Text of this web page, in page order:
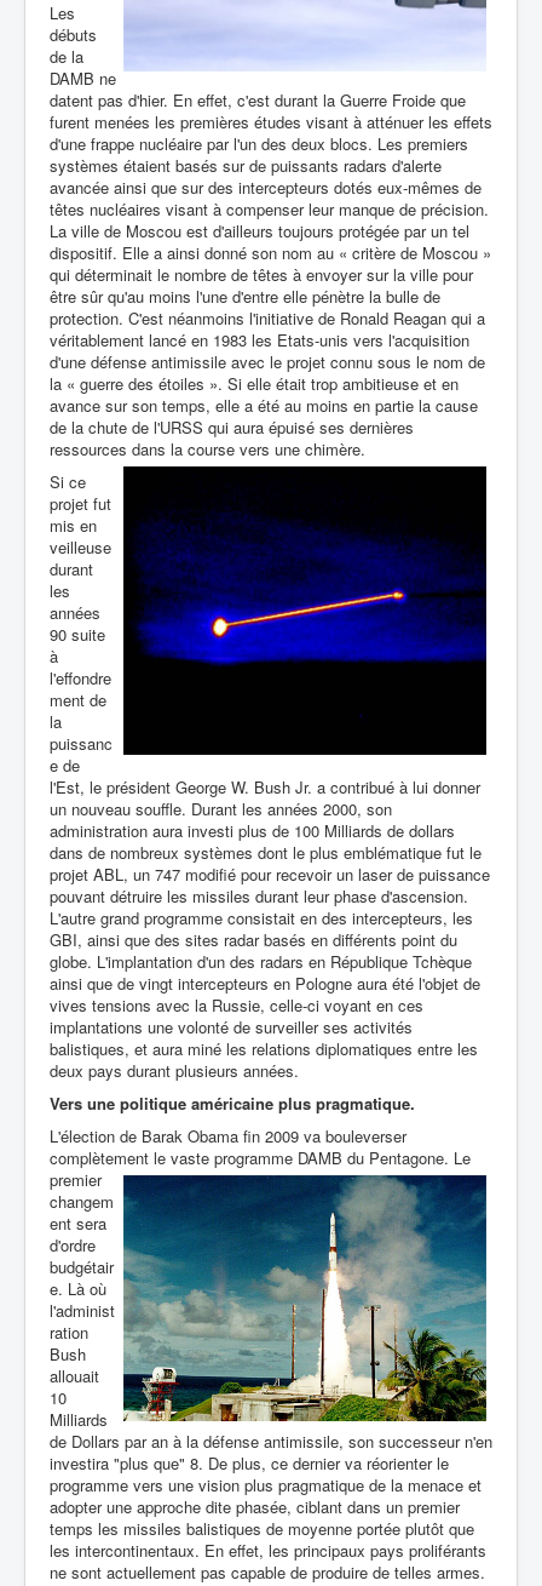
Les
débuts
de la
DAMB ne
datent pas d'hier. En effet, c'est durant la Guerre Froide que
furent menées les premières études visant à atténuer les effets
d'une frappe nucléaire par l'un des deux blocs. Les premiers
systèmes étaient basés sur de puissants radars d'alerte
avancée ainsi que sur des intercepteurs dotés eux-mêmes de
têtes nucléaires visant à compenser leur manque de précision.
La ville de Moscou est d'ailleurs toujours protégée par un tel
dispositif. Elle a ainsi donné son nom au « critère de Moscou »
qui déterminait le nombre de têtes à envoyer sur la ville pour
être sûr qu'au moins l'une d'entre elle pénètre la bulle de
protection. C'est néanmoins l'initiative de Ronald Reagan qui a
véritablement lancé en 1983 les Etats-unis vers l'acquisition
d'une défense antimissile avec le projet connu sous le nom de
la « guerre des étoiles ». Si elle était trop ambitieuse et en
avance sur son temps, elle a été au moins en partie la cause
de la chute de l'URSS qui aura épuisé ses dernières
ressources dans la course vers une chimère.
Si ce
projet fut
mis en
veilleuse
durant
les
années
90 suite
à
l'effondre
ment de
la
puissanc
e de
l'Est, le président George W. Bush Jr. a contribué à lui donner
un nouveau souffle. Durant les années 2000, son
administration aura investi plus de 100 Milliards de dollars
dans de nombreux systèmes dont le plus emblématique fut le
projet ABL, un 747 modifié pour recevoir un laser de puissance
pouvant détruire les missiles durant leur phase d'ascension.
L'autre grand programme consistait en des intercepteurs, les
GBI, ainsi que des sites radar basés en différents point du
globe. L'implantation d'un des radars en République Tchèque
ainsi que de vingt intercepteurs en Pologne aura été l'objet de
vives tensions avec la Russie, celle-ci voyant en ces
implantations une volonté de surveiller ses activités
balistiques, et aura miné les relations diplomatiques entre les
deux pays durant plusieurs années.
Vers une politique américaine plus pragmatique.
L'élection de Barak Obama fin 2009 va bouleverser
complètement le vaste programme DAMB du Pentagone. Le
premier
changem
ent sera
d'ordre
budgétair
e. Là où
l'administ
ration
Bush
allouait
10
Milliards
de Dollars par an à la défense antimissile, son successeur n'en
investira "plus que" 8. De plus, ce dernier va réorienter le
programme vers une vision plus pragmatique de la menace et
adopter une approche dite phasée, ciblant dans un premier
temps les missiles balistiques de moyenne portée plutôt que
les intercontinentaux. En effet, les principaux pays proliférants
ne sont actuellement pas capable de produire de telles armes.